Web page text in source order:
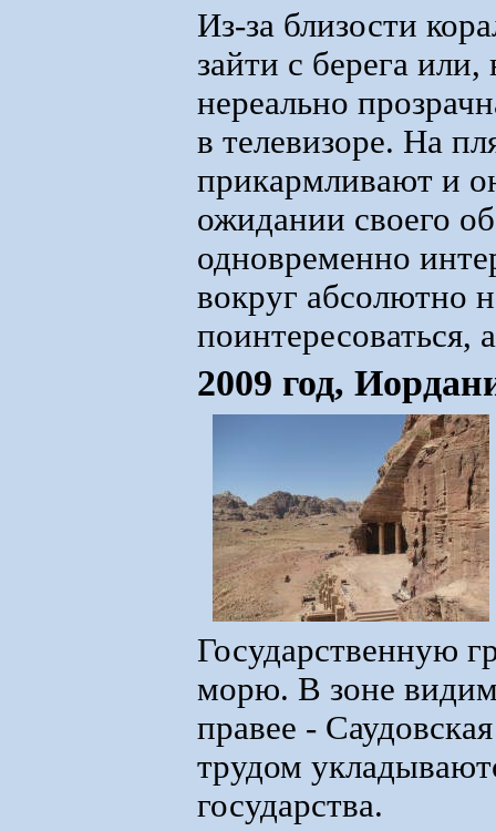
Из-за близости
зайти с берега
нереально
в телевизоре. На
прикармливают и
ожидании своего
одновременно
вокруг абсолютно
поинтересоваться,
2009 год,
Государственную
морю. В зоне
правее -
трудом
государства.